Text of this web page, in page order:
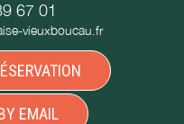
67 01
vieuxboucau.fr
EMAIL